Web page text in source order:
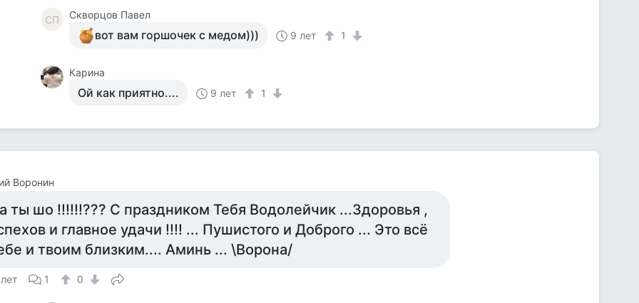
СП Скворцов Павел
вот вам горшочек с медом))) 9 лет 1
Карина
Ой как приятно.... 9 лет 1
Воронин
ты шо !!!!!!??? С праздником Тебя Водолейчик ...Здоровья ,
и главное удачи !!!! ... Пушистого и Доброго ... Это всё
и твоим близким.... Аминь ... \Ворона/
1 0